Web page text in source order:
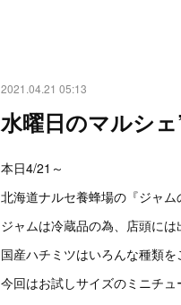
2021.04.21 05:13
水曜日のマルシ
本日4/21～
北海道ナルセ養蜂場の『ジャム
ジャムは冷蔵品の為、店頭に
国産ハチミツはいろんな種類を
今回はお試しサイズのミニチ